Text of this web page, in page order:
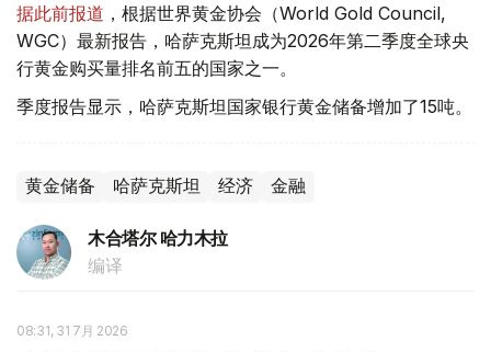
据此前报道 ，根据世界黄金协会（World Gold Council,
WGC）最新报告，哈萨克斯坦成为2026年第二季度全球央
行黄金购买量排名前五的国家之一。
季度报告显示，哈萨克斯坦国家银行黄金储备增加了15吨。
黄金储备 哈萨克斯坦 经济 金融
木合塔尔 哈力木拉
编译
08:31, 31 7月 2026